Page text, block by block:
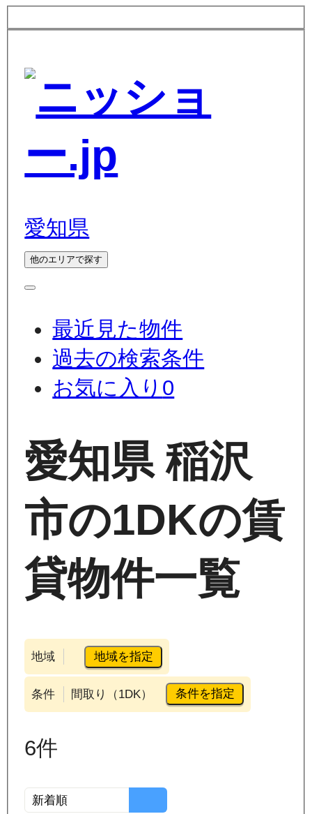
愛知県
他のエリアで探す
最近見た物件
過去の検索条件
お気に入り 0
愛知県 稲沢
市の1DKの賃
貸物件一覧
地域 地域を指定
条件 間取り（1DK） 条件を指定
6件